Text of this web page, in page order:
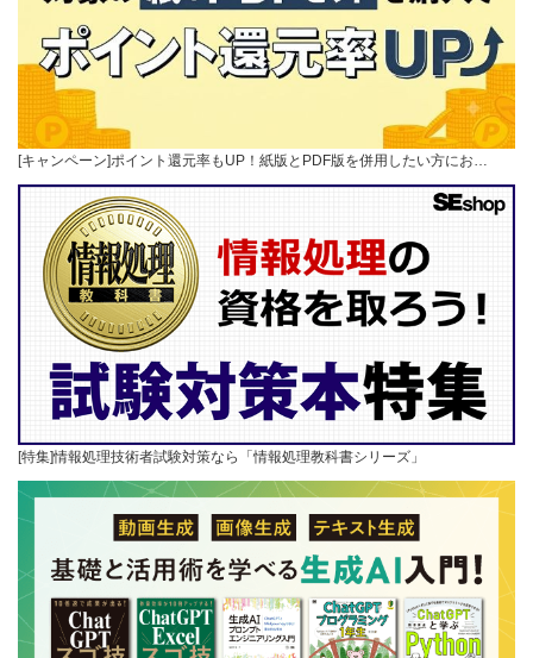
[キャンペーン]ポイント還元率もUP！紙版とPDF版を併用したい方にお…
[特集]情報処理技術者試験対策なら「情報処理教科書シリーズ」